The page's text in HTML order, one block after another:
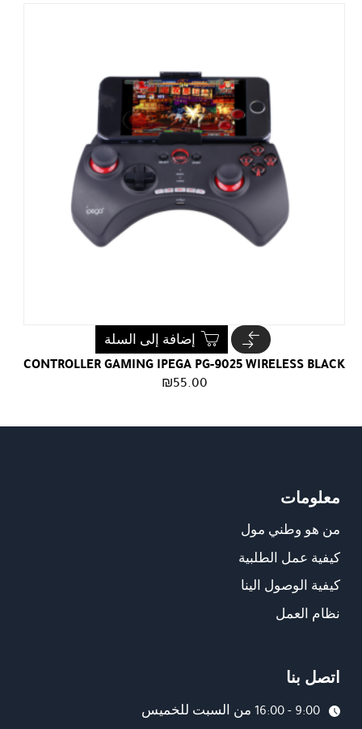
CONTROLLER GAMING IPEGA PG-9025 WIRELESS BLACK
₪55.00
إضافة إلى السلة
معلومات
من هو وطني مول
كيفية عمل الطلبية
كيفية الوصول الينا
نظام العمل
اتصل بنا
9:00 - 16:00 من السبت للخميس